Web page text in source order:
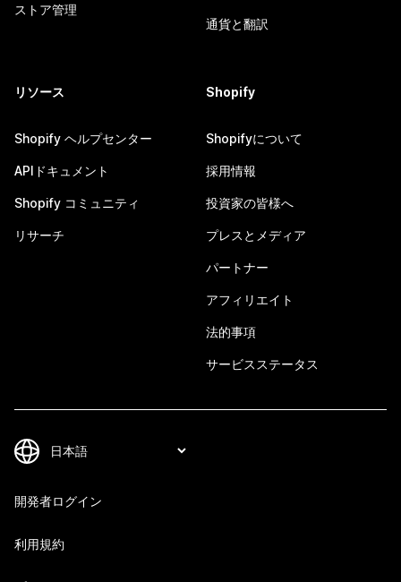
ストア管理
通貨と翻訳
リソース
Shopify ヘルプセンター
APIドキュメント
Shopify コミュニティ
リサーチ
Shopify
Shopifyについて
採用情報
投資家の皆様へ
プレスとメディア
パートナー
アフィリエイト
法的事項
サービスステータス
開発者ログイン
利用規約